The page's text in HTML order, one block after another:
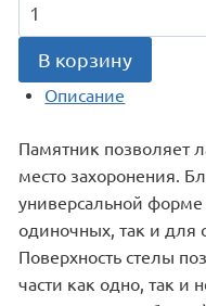
Памятник
В-025
В корзину
Описание
Памятник позволяет
место захоронения.
универсальной
одиночных, так и для
Поверхность стелы
части как одно, так и